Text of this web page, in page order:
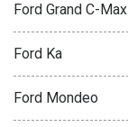
Ford Grand C-Max
Ford Ka
Ford Mondeo